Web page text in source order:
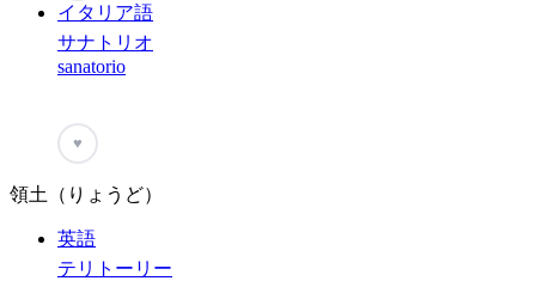
イタリア語
サナトリオ
sanatorio
♥
領土（りょうど）
英語
テリトーリー